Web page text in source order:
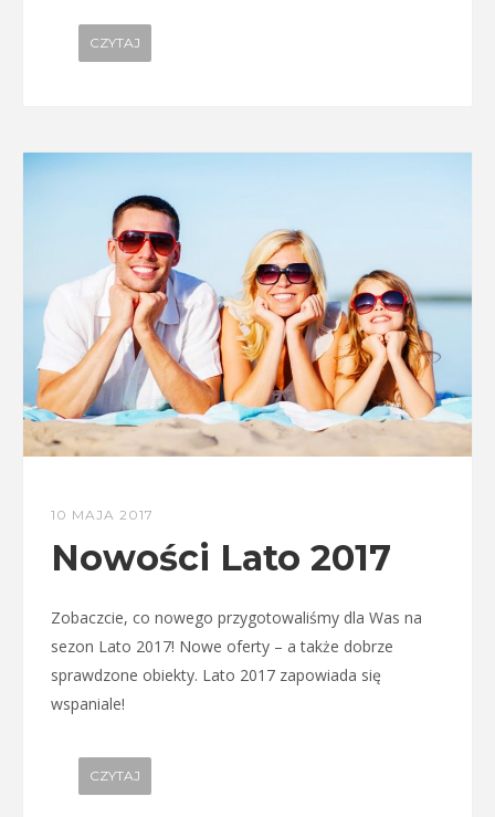
CZYTAJ
10 MAJA 2017
Nowości Lato 2017
Zobaczcie, co nowego przygotowaliśmy dla Was na
sezon Lato 2017! Nowe oferty – a także dobrze
sprawdzone obiekty. Lato 2017 zapowiada się
wspaniale!
CZYTAJ